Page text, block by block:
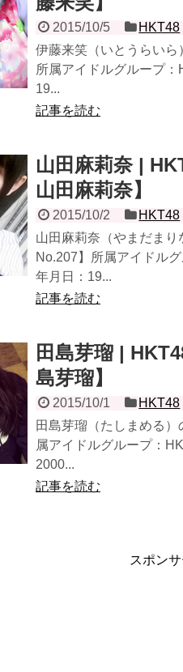
2015/10/5
HKT48
伊藤来笑（いとうらいら
所属アイドルグループ
19...
記事を読む
山田麻莉奈 |
山田麻莉奈】
2015/10/2
HKT48
山田麻莉奈（やまだま
No.207】所属アイドル
年月日：19...
記事を読む
田島芽瑠 |
島芽瑠】
2015/10/1
HKT48
田島芽瑠（たしまめる
属アイドルグループ：
2000...
記事を読む
スポン